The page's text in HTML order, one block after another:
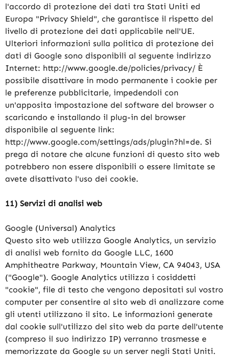
l'accordo di protezione dei dati tra Stati Uniti ed
Europa "Privacy Shield", che garantisce il rispetto del
livello di protezione dei dati applicabile nell'UE.
Ulteriori informazioni sulla politica di protezione dei
dati di Google sono disponibili al seguente indirizzo
Internet: http://www.google.de/policies/privacy/ È
possibile disattivare in modo permanente i cookie per
le preferenze pubblicitarie, impedendoli con
un'apposita impostazione del software del browser o
scaricando e installando il plug-in del browser
disponibile al seguente link:
http://www.google.com/settings/ads/plugin?hl=de. Si
prega di notare che alcune funzioni di questo sito web
potrebbero non essere disponibili o essere limitate se
avete disattivato l'uso dei cookie.
11) Servizi di analisi web
Google (Universal) Analytics
Questo sito web utilizza Google Analytics, un servizio
di analisi web fornito da Google LLC, 1600
Amphitheatre Parkway, Mountain View, CA 94043, USA
("Google"). Google Analytics utilizza i cosiddetti
"cookie", file di testo che vengono depositati sul vostro
computer per consentire al sito web di analizzare come
gli utenti utilizzano il sito. Le informazioni generate
dal cookie sull'utilizzo del sito web da parte dell'utente
(compreso il suo indirizzo IP) verranno trasmesse e
memorizzate da Google su un server negli Stati Uniti.